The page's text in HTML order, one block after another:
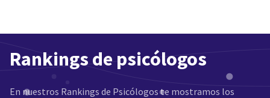
Rankings de psicólogos
En nuestros Rankings de Psicólogos te mostramos los